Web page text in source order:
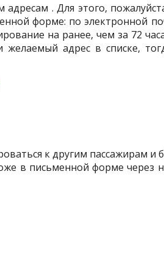
. Для этого,
форме: по электронной
на ранее, чем за 72
адрес в списке,
к другим пассажирам и
в письменной форме через